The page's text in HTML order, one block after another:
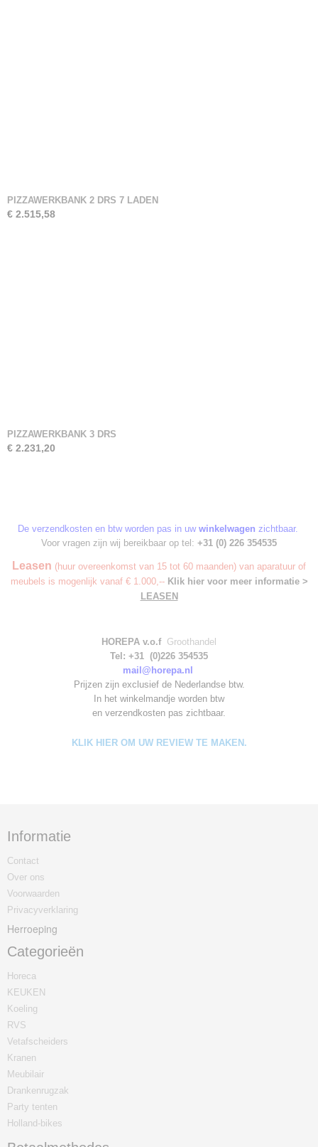
PIZZAWERKBANK 2 DRS 7 LADEN
€ 2.515,58
PIZZAWERKBANK 3 DRS
€ 2.231,20
De verzendkosten en btw worden pas in uw winkelwagen zichtbaar.
Voor vragen zijn wij bereikbaar op tel: +31 (0) 226 354535
Leasen (huur overeenkomst van 15 tot 60 maanden) van aparatuur of
meubels is mogenlijk vanaf € 1.000,-- Klik hier voor meer informatie >
LEASEN
HOREPA v.o.f Groothandel
Tel: +31 (0)226 354535
mail@horepa.nl
Prijzen zijn exclusief de Nederlandse btw.
In het winkelmandje worden btw
en verzendkosten pas zichtbaar.
KLIK HIER OM UW REVIEW TE MAKEN.
Informatie
Contact
Over ons
Voorwaarden
Privacyverklaring
Herroeping
Categorieën
Horeca
KEUKEN
Koeling
RVS
Vetafscheiders
Kranen
Meubilair
Drankenrugzak
Party tenten
Holland-bikes